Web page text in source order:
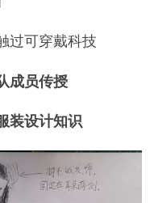
过可穿戴科技
成员传授
装设计知识